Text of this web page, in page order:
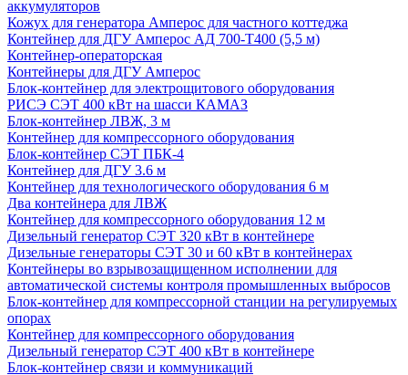
аккумуляторов
Кожух для генератора Амперос для частного коттеджа
Контейнер для ДГУ Амперос АД 700-Т400 (5,5 м)
Контейнер-операторская
Контейнеры для ДГУ Амперос
Блок-контейнер для электрощитового оборудования
РИСЭ СЭТ 400 кВт на шасси КАМАЗ
Блок-контейнер ЛВЖ, 3 м
Контейнер для компрессорного оборудования
Блок-контейнер СЭТ ПБК-4
Контейнер для ДГУ 3.6 м
Контейнер для технологического оборудования 6 м
Два контейнера для ЛВЖ
Контейнер для компрессорного оборудования 12 м
Дизельный генератор СЭТ 320 кВт в контейнере
Дизельные генераторы СЭТ 30 и 60 кВт в контейнерах
Контейнеры во взрывозащищенном исполнении для
автоматической системы контроля промышленных выбросов
Блок-контейнер для компрессорной станции на регулируемых
опорах
Контейнер для компрессорного оборудования
Дизельный генератор СЭТ 400 кВт в контейнере
Блок-контейнер связи и коммуникаций